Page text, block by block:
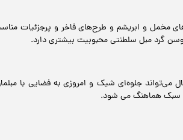
مخمل و ابریشم و طرح‌های فاخر و پرجزئیات
گرد مبل سلطنتی محبوبیت بیشتری دارد.
جلوه‌ای شیک و امروزی به فضایی با
سبک هماهنگ می شود.